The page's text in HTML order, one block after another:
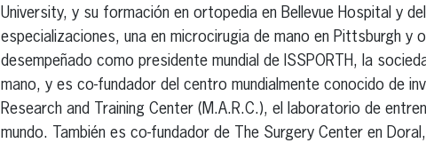
University, y su formación en ortopedia en Bellevue Hospital y
especializaciones, una en microcirugia de mano en Pittsburgh y
desempeñado como presidente mundial de ISSPORTH, la
mano, y es co-fundador del centro mundialmente conocido de
Research and Training Center (M.A.R.C.), el laboratorio de
mundo. También es co-fundador de The Surgery Center en